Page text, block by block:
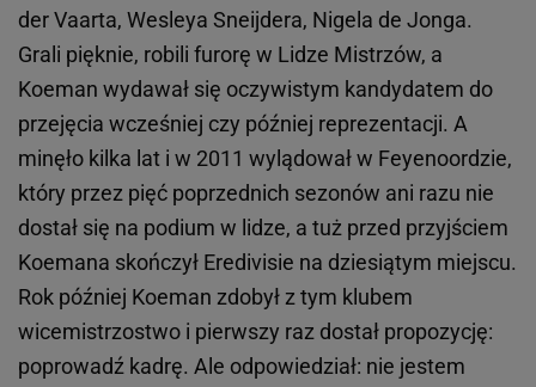
der Vaarta, Wesleya Sneijdera, Nigela de Jonga.
Grali pięknie, robili furorę w Lidze Mistrzów, a
Koeman wydawał się oczywistym kandydatem do
przejęcia wcześniej czy później reprezentacji. A
minęło kilka lat i w 2011 wylądował w Feyenoordzie,
który przez pięć poprzednich sezonów ani razu nie
dostał się na podium w lidze, a tuż przed przyjściem
Koemana skończył Eredivisie na dziesiątym miejscu.
Rok później Koeman zdobył z tym klubem
wicemistrzostwo i pierwszy raz dostał propozycję:
poprowadź kadrę. Ale odpowiedział: nie jestem